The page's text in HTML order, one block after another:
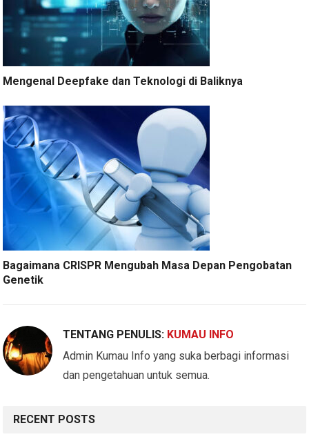
Mengenal Deepfake dan Teknologi di Baliknya
Bagaimana CRISPR Mengubah Masa Depan Pengobatan
Genetik
TENTANG PENULIS: KUMAU INFO
Admin Kumau Info yang suka berbagi informasi
dan pengetahuan untuk semua.
RECENT POSTS